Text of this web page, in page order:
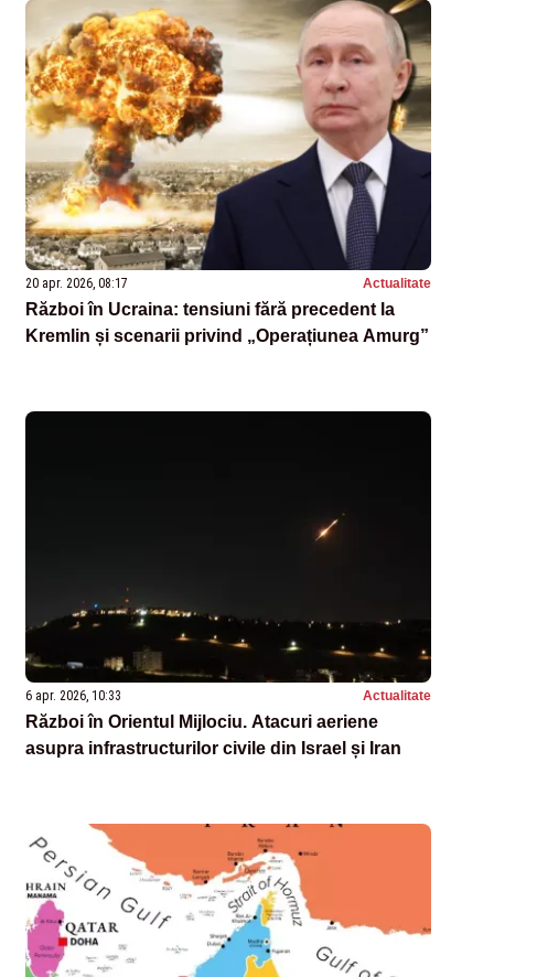
20 apr. 2026, 08:17 Actualitate
Război în Ucraina: tensiuni fără precedent la
Kremlin și scenarii privind „Operațiunea Amurg”
6 apr. 2026, 10:33 Actualitate
Război în Orientul Mijlociu. Atacuri aeriene
asupra infrastructurilor civile din Israel și Iran